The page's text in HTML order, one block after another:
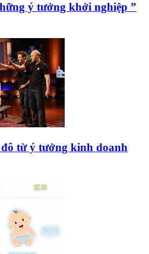
ý tưởng khởi nghiệp ”
từ ý tưởng kinh doanh